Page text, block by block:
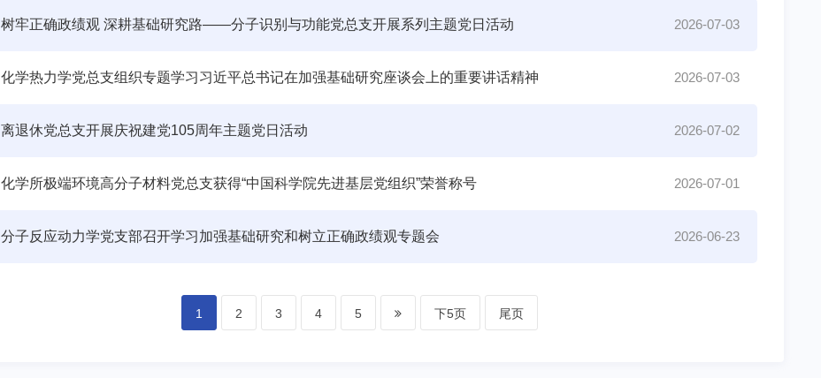
树牢正确政绩观 深耕基础研究路——分子识别与功能党总支开展系列主题党日活动 2026-07-03
化学热力学党总支组织专题学习习近平总书记在加强基础研究座谈会上的重要讲话精神 2026-07-03
离退休党总支开展庆祝建党105周年主题党日活动 2026-07-02
化学所极端环境高分子材料党总支获得“中国科学院先进基层党组织”荣誉称号 2026-07-01
分子反应动力学党支部召开学习加强基础研究和树立正确政绩观专题会 2026-06-23
1 2 3 4 5 下5页 尾页